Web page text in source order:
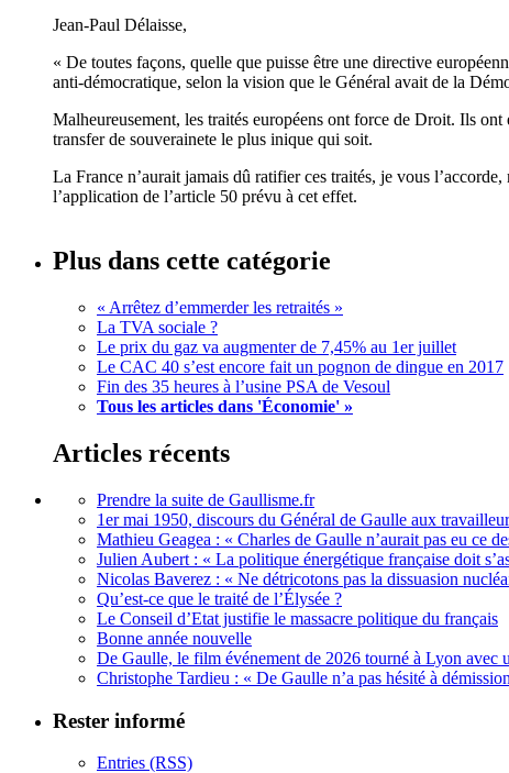
Jean-Paul Délaisse,
« De toutes façons, quelle que puisse être une directive
anti-démocratique, selon la vision que le Général avait de la
Malheureusement, les traités européens ont force de Droit. Ils
transfer de souverainete le plus inique qui soit.
La France n’aurait jamais dû ratifier ces traités, je vous
l’application de l’article 50 prévu à cet effet.
Plus dans cette catégorie
« Arrêtez d’emmerder les retraités »
La TVA sociale ?
Le prix du gaz va augmenter de 7,45% au 1er juillet
Le CAC 40 s’est encore fait un pognon de dingue en 2017
Fin des 35 heures à l’usine PSA de Vesoul
Tous les articles dans 'Économie' »
Articles récents
Prendre la suite de Gaullisme.fr
1er mai 1950, discours du Général de Gaulle aux
Mathieu Geagea : « Charles de Gaulle n’aurait pas eu ce
Julien Aubert : « La politique énergétique française doit
Nicolas Baverez : « Ne détricotons pas la dissuasion
Qu’est-ce que le traité de l’Élysée ?
Le Conseil d’Etat justifie le massacre politique du français
Bonne année nouvelle
De Gaulle, le film événement de 2026 tourné à Lyon avec
Christophe Tardieu : « De Gaulle n’a pas hésité à
Rester informé
Entries (RSS)